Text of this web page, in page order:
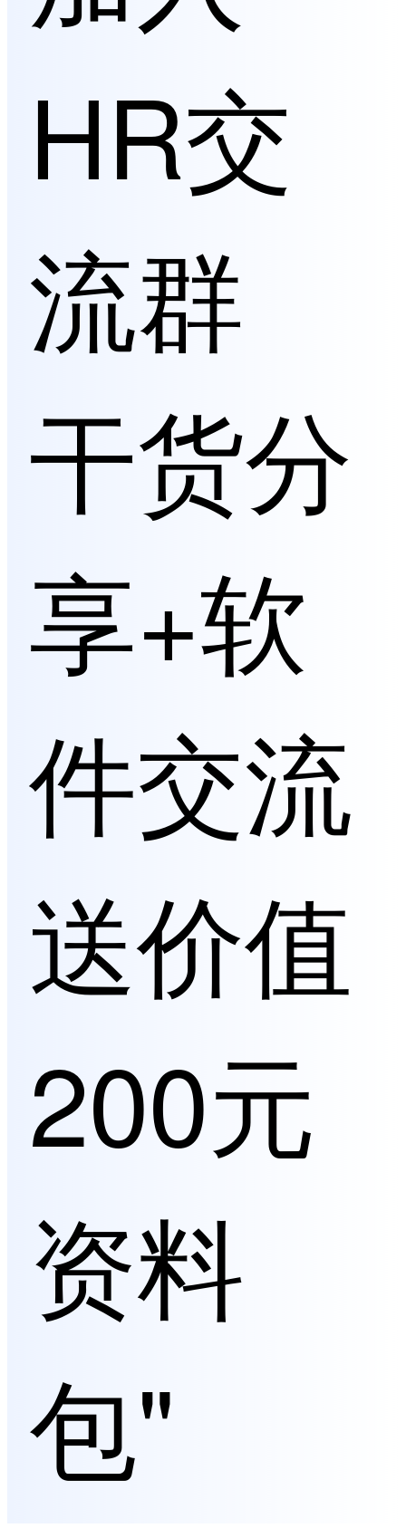
HR交
流群
干货分
享+软
件交流
送价值
200元
资料
包"